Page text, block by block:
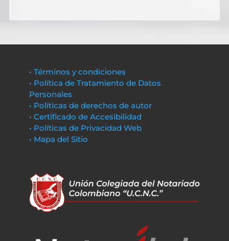
• Términos y condiciones
• Política de Tratamiento de Datos
Personales
• Políticas de derechos de autor
• Certificado de Accesibilidad
• Políticas de Privacidad Web
• Mapa del Sitio